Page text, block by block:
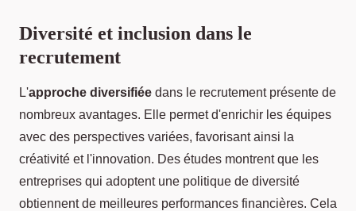
Diversité et inclusion dans le
recrutement
L'approche diversifiée dans le recrutement présente de
nombreux avantages. Elle permet d'enrichir les équipes
avec des perspectives variées, favorisant ainsi la
créativité et l'innovation. Des études montrent que les
entreprises qui adoptent une politique de diversité
obtiennent de meilleures performances financières. Cela